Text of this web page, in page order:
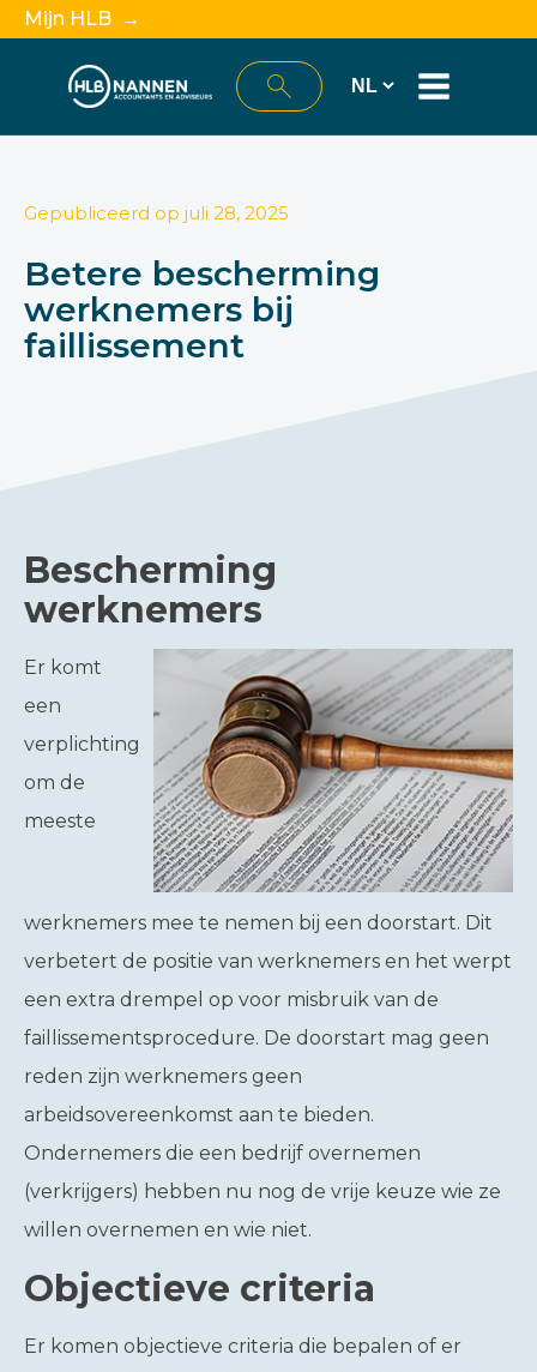
Mijn HLB →
Gepubliceerd op juli 28, 2025
Betere bescherming
werknemers bij
faillissement
Bescherming
werknemers
Er komt
een
verplichting
om de
meeste
werknemers mee te nemen bij een doorstart. Dit
verbetert de positie van werknemers en het werpt
een extra drempel op voor misbruik van de
faillissementsprocedure. De doorstart mag geen
reden zijn werknemers geen
arbeidsovereenkomst aan te bieden.
Ondernemers die een bedrijf overnemen
(verkrijgers) hebben nu nog de vrije keuze wie ze
willen overnemen en wie niet.
Objectieve criteria
Er komen objectieve criteria die bepalen of er